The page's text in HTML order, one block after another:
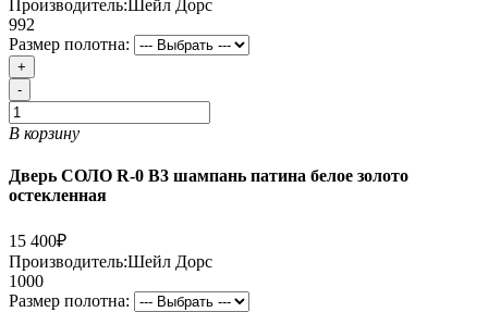
Производитель: Шейл Дорс
992
Размер полотна:
+
-
В корзину
Дверь СОЛО R-0 В3 шампань патина белое золото
остекленная
15 400₽
Производитель:Шейл Дорс
1000
Размер полотна: